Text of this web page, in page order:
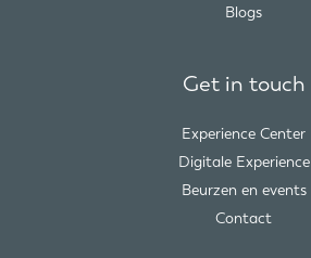
Blogs
Get in touch
Experience Center
Digitale Experience
Beurzen en events
Contact